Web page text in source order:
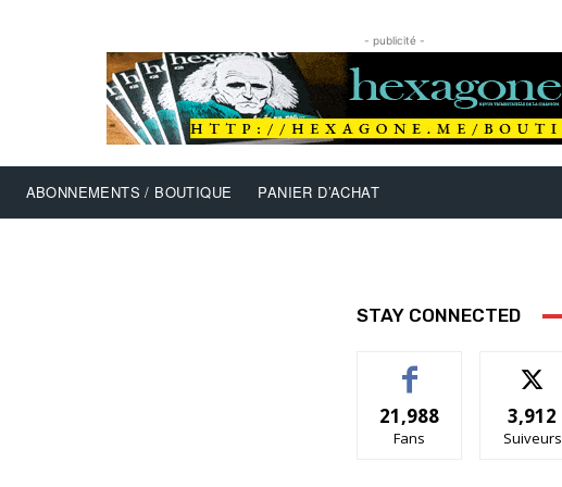
- publicité -
ABONNEMENTS / BOUTIQUE PANIER D’ACHAT
STAY CONNECTED
21,988
Fans
3,912
Suiveurs